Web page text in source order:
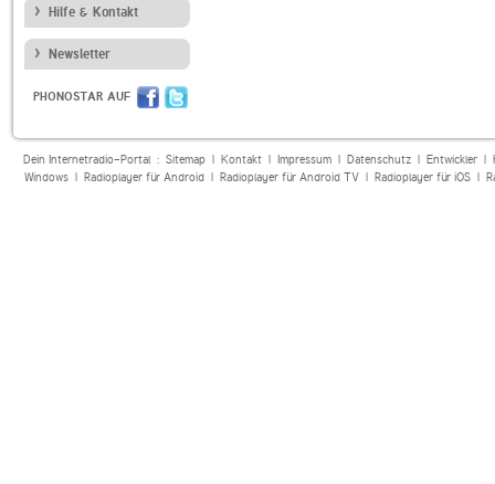
Hilfe & Kontakt
Newsletter
PHONOSTAR AUF
Dein Internetradio-Portal : Sitemap| Kontakt| Impressum| Datenschutz| Entwickler|
Windows| Radioplayer für Android| Radioplayer für Android TV| Radioplayer für iOS|